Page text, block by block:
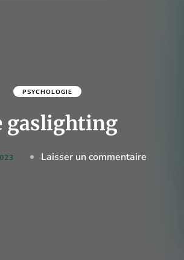
PSYCHOLOGIE
gaslighting
Laisser un commentaire